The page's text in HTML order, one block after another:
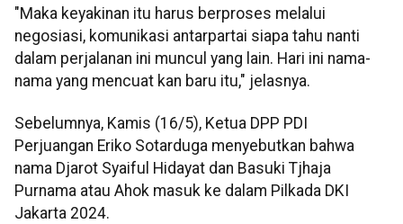
"Maka keyakinan itu harus berproses melalui
negosiasi, komunikasi antarpartai siapa tahu nanti
dalam perjalanan ini muncul yang lain. Hari ini nama-
nama yang mencuat kan baru itu," jelasnya.
Sebelumnya, Kamis (16/5), Ketua DPP PDI
Perjuangan Eriko Sotarduga menyebutkan bahwa
nama Djarot Syaiful Hidayat dan Basuki Tjhaja
Purnama atau Ahok masuk ke dalam Pilkada DKI
Jakarta 2024.